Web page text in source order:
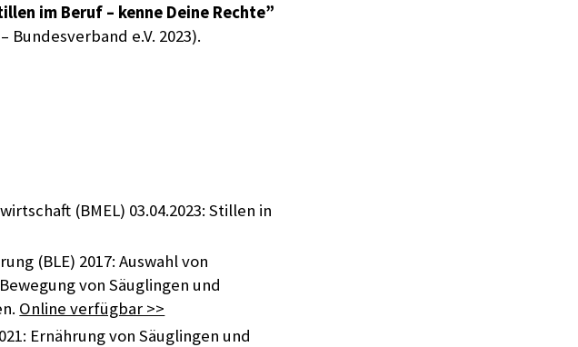
im Beruf – kenne Deine Rechte”
e.V. 2023).
(BMEL) 03.04.2023: Stillen in
(BLE) 2017: Auswahl von
von Säuglingen und
Online verfügbar >>
Ernährung von Säuglingen und